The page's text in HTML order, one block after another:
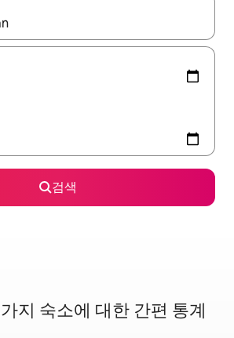
래 화살표 키를 사용하거나 터치 또는 스와이
검색
지 숙소에 대한 간편 통계